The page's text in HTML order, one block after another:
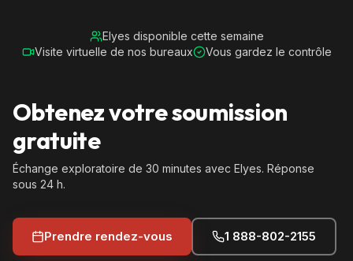
Elyes disponible cette semaine
Visite virtuelle de nos bureaux
Vous gardez le contrôle
Obtenez votre soumission
gratuite
Échange exploratoire de 30 minutes avec Elyes. Réponse
sous 24 h.
Prendre rendez-vous 1 888-802-2155